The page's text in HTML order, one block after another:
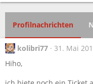
Profilnachrichten
kolibri77
31. Mai
Hiho,